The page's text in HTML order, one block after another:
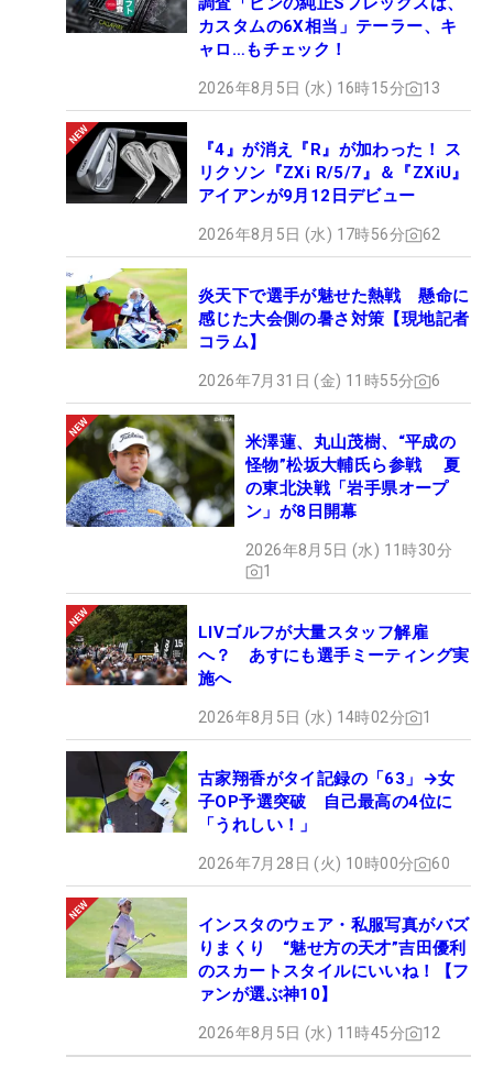
カスタムの6X相当」テーラー、キ
ャロ…もチェック！
2026年8月5日 (水) 16時15分 13
『4』が消え『R』が加わった！ ス
リクソン『ZXi R/5/7』＆『ZXiU』
アイアンが9月12日デビュー
2026年8月5日 (水) 17時56分 62
炎天下で選手が魅せた熱戦 懸命に
感じた大会側の暑さ対策【現地記者
コラム】
2026年7月31日 (金) 11時55分 6
米澤蓮、丸山茂樹、“平成の
怪物”松坂大輔氏ら参戦 夏
の東北決戦「岩手県オープ
ン」が8日開幕
2026年8月5日 (水) 11時30分
1
LIVゴルフが大量スタッフ解雇
へ？ あすにも選手ミーティング実
施へ
2026年8月5日 (水) 14時02分 1
古家翔香がタイ記録の「63」→女
子OP予選突破 自己最高の4位に
「うれしい！」
2026年7月28日 (火) 10時00分 60
インスタのウェア・私服写真がバズ
りまくり “魅せ方の天才”吉田優利
のスカートスタイルにいいね！【フ
ァンが選ぶ神10】
2026年8月5日 (水) 11時45分 12